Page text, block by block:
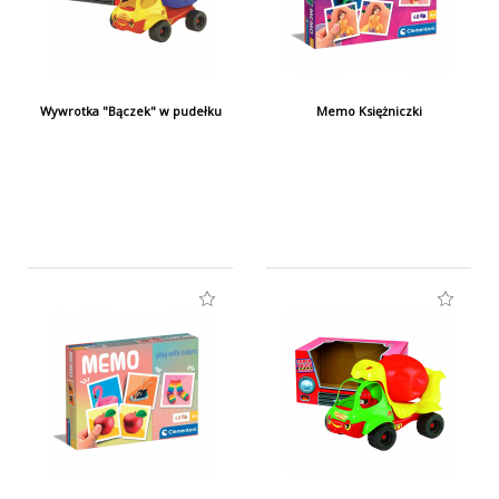
suchościeralnych
gąbkę
umiejętność pisania literek oraz uczyć się
wykonywać pierwsze działania matematyczne. Z
tablicy można korzystać bez ograniczeń – w każdej
chwili można ją wytrzeć do czysta i rozpocząć pracę
od nowa!
Tablica, dzięki której nauka stanie się
przyjemnością
Wywrotka "Bączek" w pudełku Memo Księżniczki